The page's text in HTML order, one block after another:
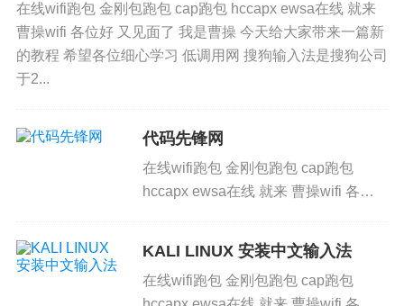
关闭拷贝握手包的提示。
插入 U 盘，CDlinux 会自动打开 U 盘的根
如果是虚拟机启动，需要在 "虚拟机→可移
动设备" 里加载 U 盘并选择自动安装 USB 驱
包的界面，选择之前抓到的握手包。
在文件系统中进入 tmp 文件夹，找到握手
包（以00：0F：B5：E9：88：54handshake.
在线wifi跑包 金刚包跑包 cap跑包 hccapx ewsa在线 就来
曹操wifi 各位好 又见面了 我是曹操 今天给大家带来一篇新
的教程 希望各位细心学习 低调用网 搜狗输入法是搜狗公司
于2...
代码先锋网
在线wifi跑包 金刚包跑包 cap跑包
hccapx ewsa在线 就来 曹操wifi 各位
用网 apt-get upd...
KALI LINUX 安装中文输入法
在线wifi跑包 金刚包跑包 cap跑包